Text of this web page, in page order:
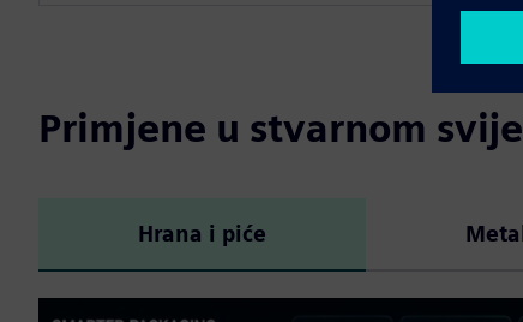
Primjene u stvarnom
Hrana i piće